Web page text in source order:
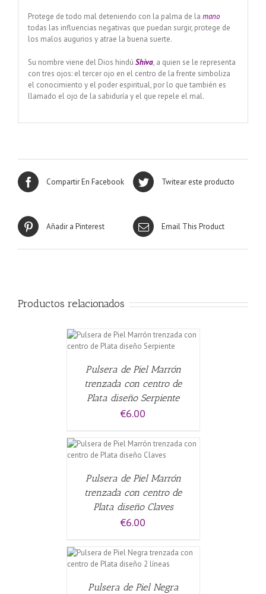
Protege de todo mal deteniendo con la palma de la mano
todas las influencias negativas que puedan surgir, protege de
los malos augurios y atrae la buena suerte.
Su nombre viene del Dios hindú Shiva, a quien se le representa
con tres ojos: el tercer ojo en el centro de la frente simboliza
el conocimiento y el poder espiritual, por lo que también es
llamado el ojo de la sabiduría y el que repele el mal.
Compartir En Facebook Twitear este producto
Añadir a Pinterest Email This Product
Productos relacionados
Pulsera de Piel Marrón
trenzada con centro de
Plata diseño Serpiente
€6.00
Pulsera de Piel Marrón
trenzada con centro de
Plata diseño Claves
€6.00
Pulsera de Piel Negra